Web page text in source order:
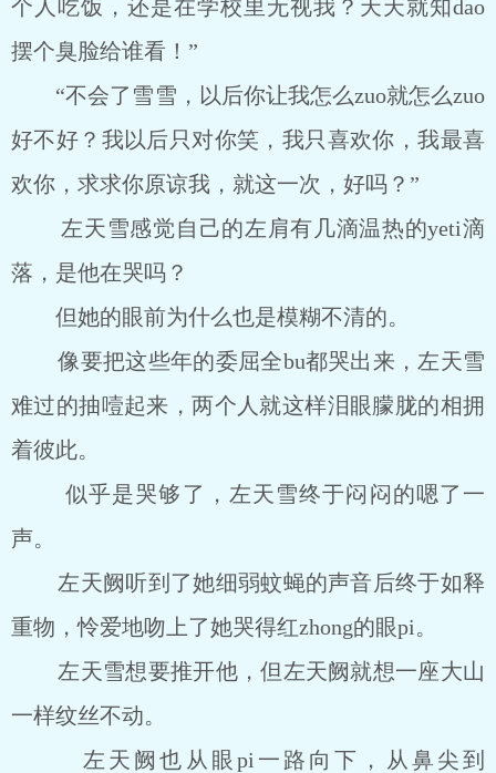
个人吃饭，还是在学校里无视我？天天就知dao
摆个臭脸给谁看！”
“不会了雪雪，以后你让我怎么zuo就怎么zuo
好不好？我以后只对你笑，我只喜欢你，我最喜
欢你，求求你原谅我，就这一次，好吗？”
左天雪感觉自己的左肩有几滴温热的yeti滴
落，是他在哭吗？
但她的眼前为什么也是模糊不清的。
像要把这些年的委屈全bu都哭出来，左天雪
难过的抽噎起来，两个人就这样泪眼朦胧的相拥
着彼此。
似乎是哭够了，左天雪终于闷闷的嗯了一
声。
左天阙听到了她细弱蚊蝇的声音后终于如释
重物，怜爱地吻上了她哭得红zhong的眼pi。
左天雪想要推开他，但左天阙就想一座大山
一样纹丝不动。
左天阙也从眼pi一路向下，从鼻尖到